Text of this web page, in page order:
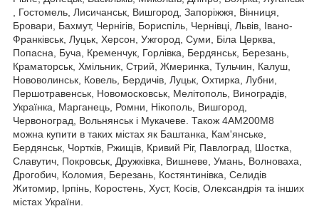
, Гостомель, Лисичанськ, Вишгород, Запоріжжя, Вінниця,
Бровари, Бахмут, Чернігів, Бориспіль, Чернівці, Львів, Івано-
Франківськ, Луцьк, Херсон, Ужгород, Суми, Біла Церква,
Попасна, Буча, Кременчук, Горлівка, Бердянськ, Березань,
Краматорськ, Хмільник, Стрий, Жмеринка, Тульчин, Калуш,
Нововолинськ, Ковель, Бердичів, Луцьк, Охтирка, Лубни,
Першотравенськ, Новомосковськ, Мелітополь, Виноградів,
Українка, Марганець, Ромни, Нікополь, Вишгород,
Червоноград, Вольнянськ і Мукачеве. Також 4АМ200М8
можна купити в таких містах як Баштанка, Кам'янське,
Бердянськ, Чортків, Ржищів, Кривий Ріг, Павлоград, Шостка,
Славутич, Покровськ, Дружківка, Вишневе, Умань, Волноваха,
Дрогобич, Коломия, Березань, Костянтинівка, Селидів
Житомир, Ірпінь, Коростень, Хуст, Косів, Олександрія та інших
містах України.